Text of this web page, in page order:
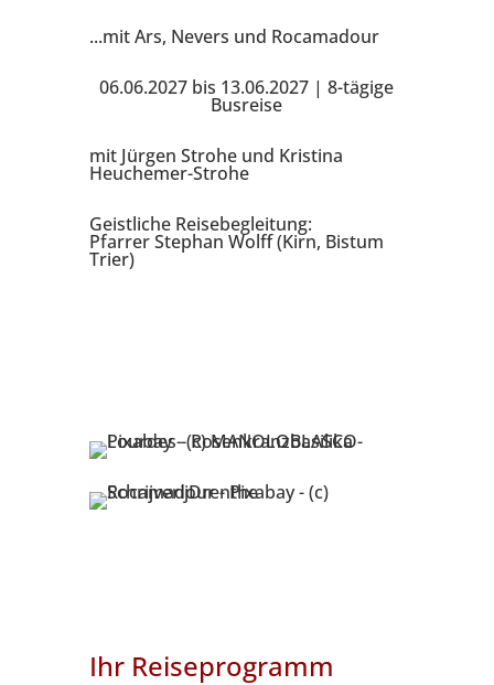
...mit Ars, Nevers und Rocamadour
06.06.2027 bis 13.06.2027 | 8-tägige
Busreise
mit Jürgen Strohe und Kristina
Heuchemer-Strohe
Geistliche Reisebegleitung:
Pfarrer Stephan Wolff (Kirn, Bistum
Trier)
Ihr Reiseprogramm